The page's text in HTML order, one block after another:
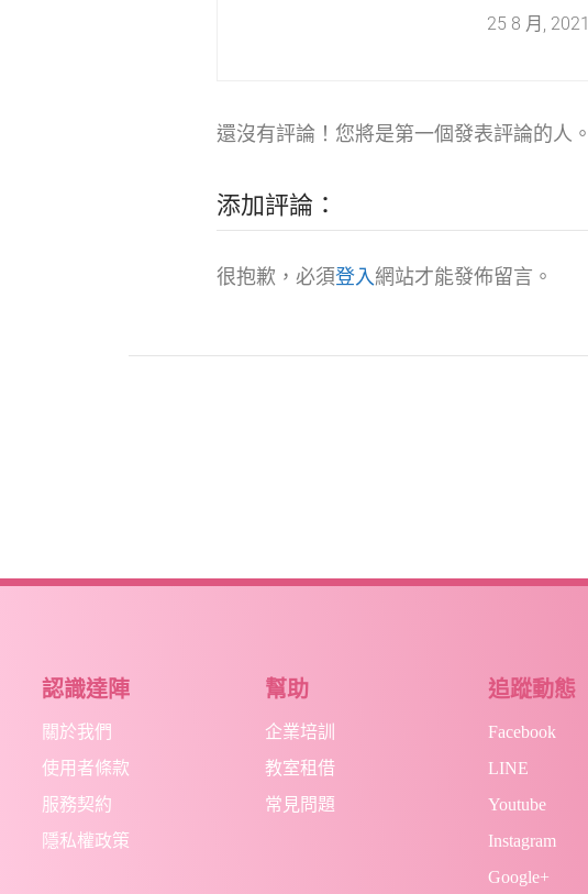
25 8 月, 2021
還沒有評論！您將是第一個發表評論的人。
添加評論：
很抱歉，必須登入網站才能發佈留言。
認識達陣
關於我們
使用者條款
服務契約
隱私權政策
幫助
企業培訓
教室租借
常見問題
追蹤動態
Facebook
LINE
Youtube
Instagram
Google+